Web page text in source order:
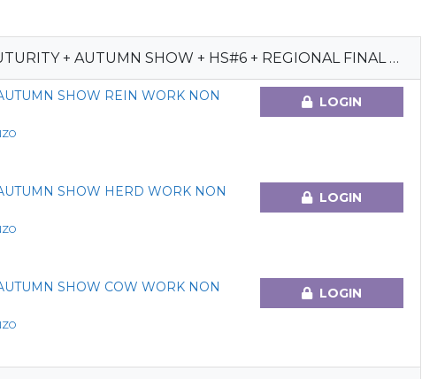
+ AUTUMN SHOW + HS#6 + REGIONAL FINAL 2023
SHOW REIN WORK NON
LOGIN
SHOW HERD WORK NON
LOGIN
SHOW COW WORK NON
LOGIN